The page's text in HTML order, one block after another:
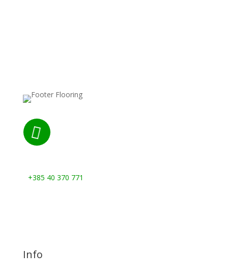

+385 40 370 771
Info